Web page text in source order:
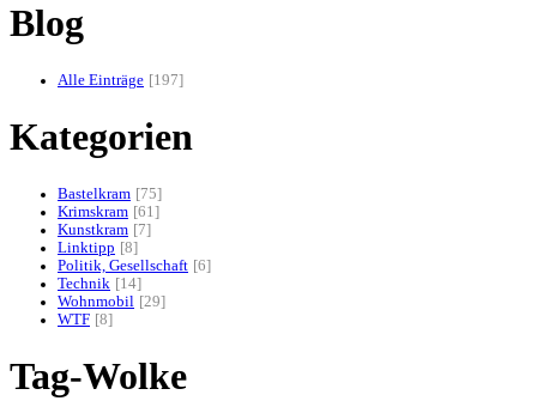
Blog
Alle Einträge 197
Kategorien
Bastelkram
75
Krimskram 61
Kunstkram
7
Linktipp
8
Politik, Gesellschaft 6
Technik
14
Wohnmobil
29
WTF 8
Tag-Wolke